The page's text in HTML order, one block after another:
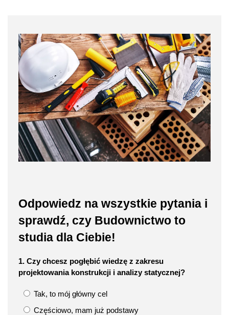
Odpowiedz na wszystkie pytania i
sprawdź, czy Budownictwo to
studia dla Ciebie!
1. Czy chcesz pogłębić wiedzę z zakresu
projektowania konstrukcji i analizy statycznej?
Tak, to mój główny cel
Częściowo, mam już podstawy